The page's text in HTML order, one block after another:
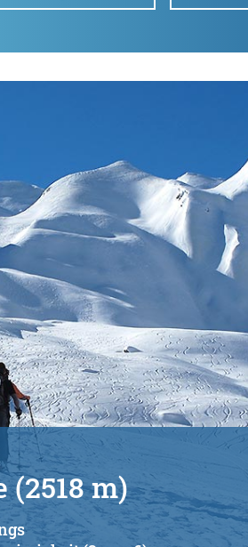
Art der Tour:
Schwierigkeitsgrad:
Kondition (Tourdauer):
von
m)